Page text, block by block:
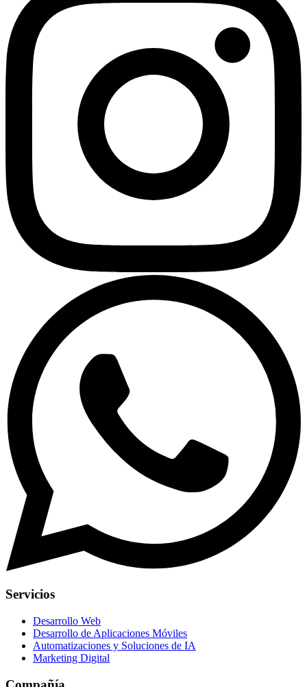
Servicios
Desarrollo Web
Desarrollo de Aplicaciones Móviles
Automatizaciones y Soluciones de IA
Marketing Digital